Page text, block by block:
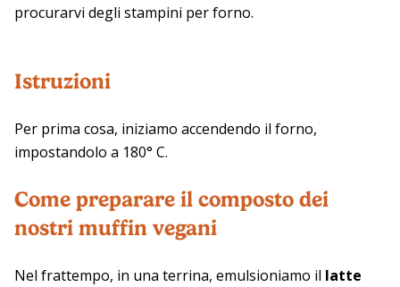
procurarvi degli stampini per forno.
Istruzioni
Per prima cosa, iniziamo accendendo il forno,
impostandolo a 180° C.
Come preparare il composto dei
nostri muffin vegani
Nel frattempo, in una terrina, emulsioniamo il latte